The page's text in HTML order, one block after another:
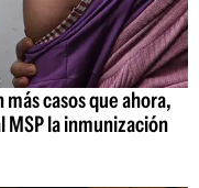
casos que ahora,
MSP la inmunización